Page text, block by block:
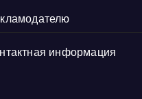
информация